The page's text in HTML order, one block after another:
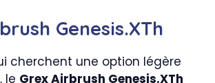
Genesis.XTh
cherchent une option légère
le Grex Airbrush Genesis.XTh